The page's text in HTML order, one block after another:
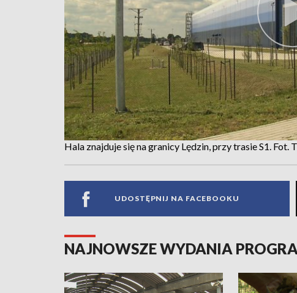
Hala znajduje się na granicy Lędzin, przy trasie S1. Fot.
UDOSTĘPNIJ NA FACEBOOKU
NAJNOWSZE WYDANIA